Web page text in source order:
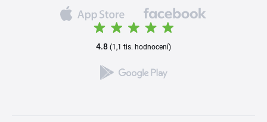
4.8 (1,1 tis. hodnocení)